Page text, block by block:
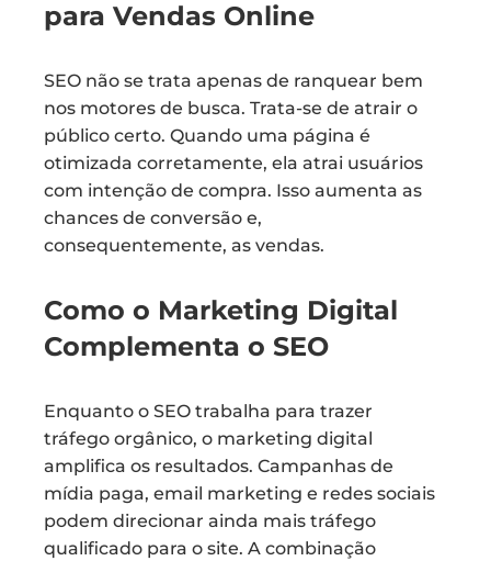
para Vendas Online
SEO não se trata apenas de ranquear bem
nos motores de busca. Trata-se de atrair o
público certo. Quando uma página é
otimizada corretamente, ela atrai usuários
com intenção de compra. Isso aumenta as
chances de conversão e,
consequentemente, as vendas.
Como o Marketing Digital
Complementa o SEO
Enquanto o SEO trabalha para trazer
tráfego orgânico, o marketing digital
amplifica os resultados. Campanhas de
mídia paga, email marketing e redes sociais
podem direcionar ainda mais tráfego
qualificado para o site. A combinação